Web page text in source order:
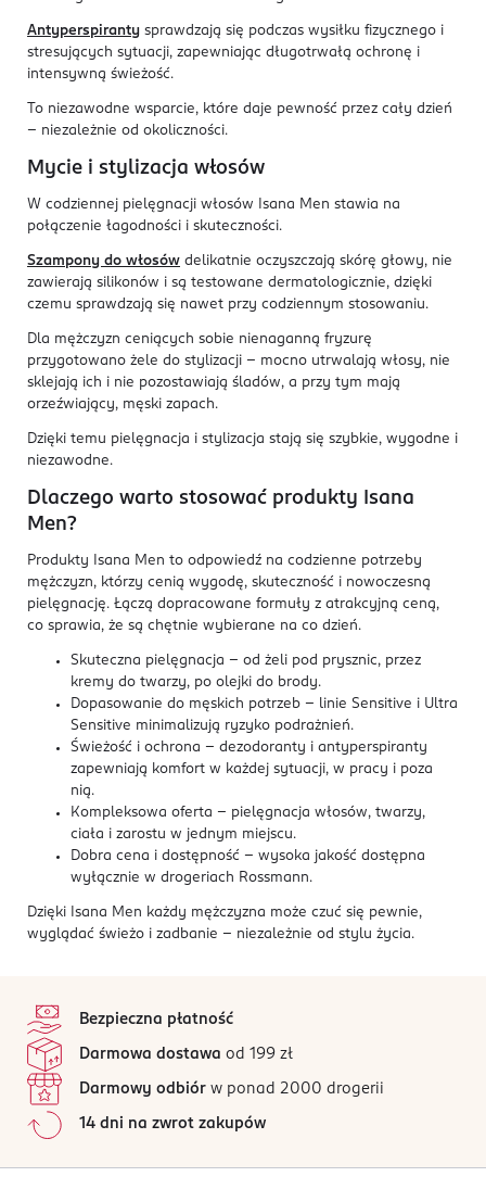
Antyperspiranty sprawdzają się podczas wysiłku fizycznego i
stresujących sytuacji, zapewniając długotrwałą ochronę i
intensywną świeżość.
To niezawodne wsparcie, które daje pewność przez cały dzień
– niezależnie od okoliczności.
Mycie i stylizacja włosów
W codziennej pielęgnacji włosów Isana Men stawia na
połączenie łagodności i skuteczności.
Szampony do włosów delikatnie oczyszczają skórę głowy, nie
zawierają silikonów i są testowane dermatologicznie, dzięki
czemu sprawdzają się nawet przy codziennym stosowaniu.
Dla mężczyzn ceniących sobie nienaganną fryzurę
przygotowano żele do stylizacji – mocno utrwalają włosy, nie
sklejają ich i nie pozostawiają śladów, a przy tym mają
orzeźwiający, męski zapach.
Dzięki temu pielęgnacja i stylizacja stają się szybkie, wygodne i
niezawodne.
Dlaczego warto stosować produkty Isana
Men?
Produkty Isana Men to odpowiedź na codzienne potrzeby
mężczyzn, którzy cenią wygodę, skuteczność i nowoczesną
pielęgnację. Łączą dopracowane formuły z atrakcyjną ceną,
co sprawia, że są chętnie wybierane na co dzień.
Skuteczna pielęgnacja – od żeli pod prysznic, przez
kremy do twarzy, po olejki do brody.
Dopasowanie do męskich potrzeb – linie Sensitive i Ultra
Sensitive minimalizują ryzyko podrażnień.
Świeżość i ochrona – dezodoranty i antyperspiranty
zapewniają komfort w każdej sytuacji, w pracy i poza
nią.
Kompleksowa oferta – pielęgnacja włosów, twarzy,
ciała i zarostu w jednym miejscu.
Dobra cena i dostępność – wysoka jakość dostępna
wyłącznie w drogeriach Rossmann.
Dzięki Isana Men każdy mężczyzna może czuć się pewnie,
wyglądać świeżo i zadbanie – niezależnie od stylu życia.
Bezpieczna płatność
Darmowa dostawa od 199 zł
Darmowy odbiór w ponad 2000 drogerii
14 dni na zwrot zakupów